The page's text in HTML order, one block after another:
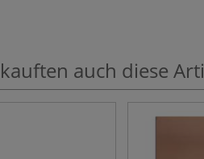
auch diese